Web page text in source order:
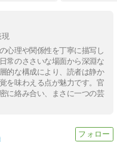
心理や関係性を丁寧に描写し
常のささいな場面から深淵な
的な構成により、読者は静か
を味わえる点が魅力です。官
に絡み合い、まさに一つの芸